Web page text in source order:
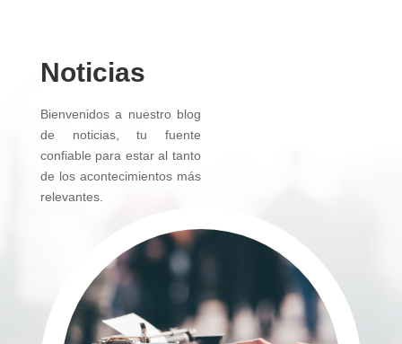
Noticias
Bienvenidos a nuestro blog
de noticias, tu fuente
confiable para estar al tanto
de los acontecimientos más
relevantes.